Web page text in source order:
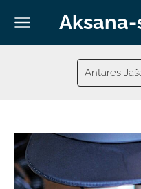
Antares